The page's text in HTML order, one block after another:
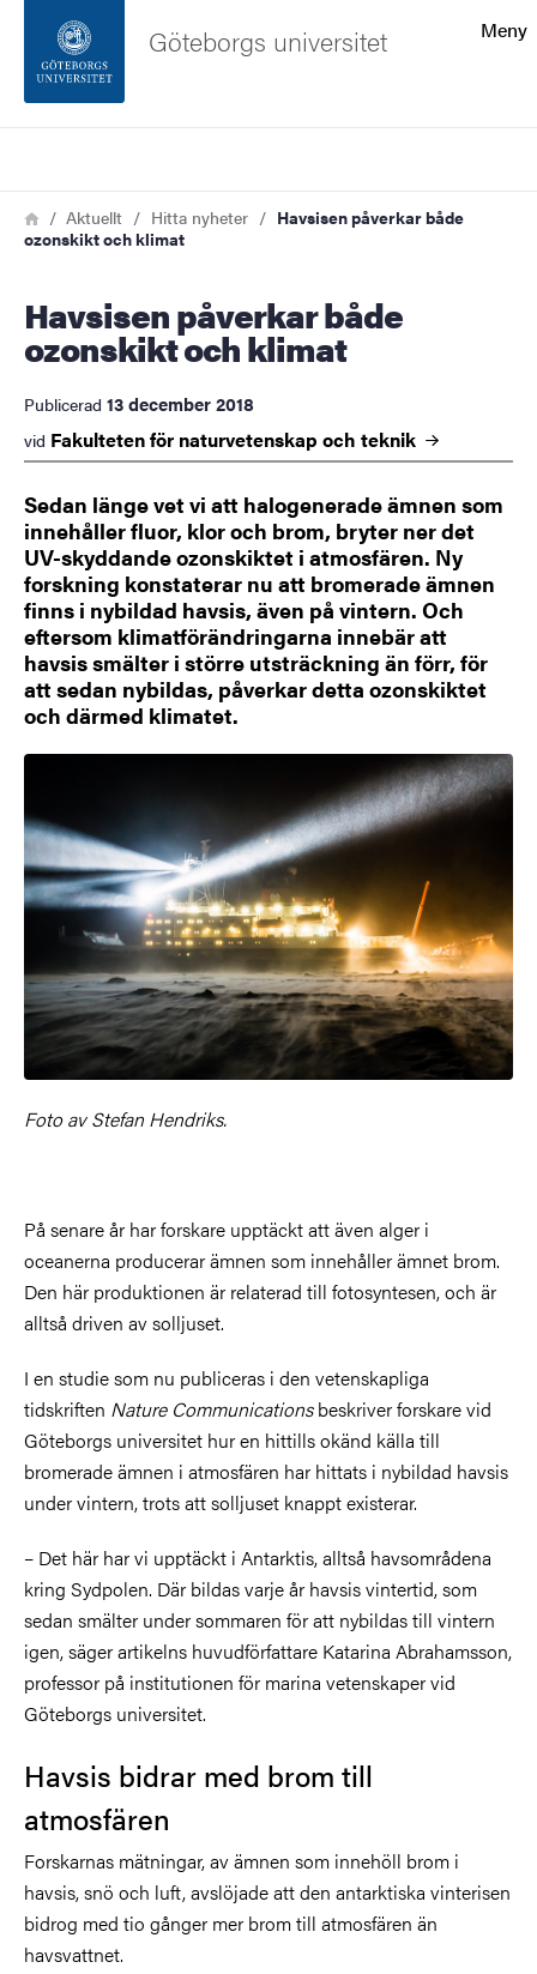
Sidfoten
Om webbplatsen
Meny
Göteborgs universitet
Länkstig
HemAktuellt Hitta nyheter
Havsisen påverkar både
ozonskikt och klimat
Havsisen påverkar både
ozonskikt och klimat
Publicerad 13 december 2018
vid Fakulteten för naturvetenskap och teknik
Sedan länge vet vi att halogenerade ämnen som
innehåller fluor, klor och brom, bryter ner det
UV-skyddande ozonskiktet i atmosfären. Ny
forskning konstaterar nu att bromerade ämnen
finns i nybildad havsis, även på vintern. Och
eftersom klimatförändringarna innebär att
havsis smälter i större utsträckning än förr, för
att sedan nybildas, påverkar detta ozonskiktet
och därmed klimatet.
Foto av Stefan Hendriks.
På senare år har forskare upptäckt att även alger i
oceanerna producerar ämnen som innehåller ämnet brom.
Den här produktionen är relaterad till fotosyntesen, och är
alltså driven av solljuset.
I en studie som nu publiceras i den vetenskapliga
tidskriften Nature Communicationsbeskriver forskare vid
Göteborgs universitet hur en hittills okänd källa till
bromerade ämnen i atmosfären har hittats i nybildad havsis
under vintern, trots att solljuset knappt existerar.
– Det här har vi upptäckt i Antarktis, alltså havsområdena
kring Sydpolen. Där bildas varje år havsis vintertid, som
sedan smälter under sommaren för att nybildas till vintern
igen, säger artikelns huvudförfattare Katarina Abrahamsson,
professor på institutionen för marina vetenskaper vid
Göteborgs universitet.
Havsis bidrar med brom till
atmosfären
Forskarnas mätningar, av ämnen som innehöll brom i
havsis, snö och luft, avslöjade att den antarktiska vinterisen
bidrog med tio gånger mer brom till atmosfären än
havsvattnet.